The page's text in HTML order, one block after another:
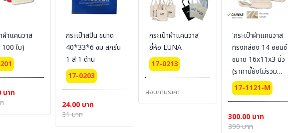
ผ้าแคนวาส
ใบ)
บาท
กระเป๋าสปัน ขนาด
40*33*6 ซม สกรีน
1 สี 1 ด้าน
17-0203
24.00 บาท
31 บาท
กระเป๋าผ้าแคนวาส
ยี่ห้อ LUNA
17-0213
สอบถามราคา
'กระเป๋าผ้าแคนวาส
ทรงกล่อง 14 ออนซ์
ขนาด 16x11x3 นิ้ว
(ราคานี้ยังไม่รวม
สกรีน) Size : M
17-1121-M
300.00 บาท
390 บาท